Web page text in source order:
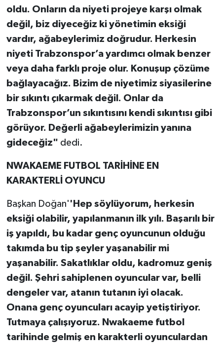
oldu. Onların da niyeti projeye karşı olmak
değil, biz diyeceğiz ki yönetimin eksiği
vardır, ağabeylerimiz doğrudur. Herkesin
niyeti Trabzonspor’a yardımcı olmak benzer
veya daha farklı proje olur. Konuşup çözüme
bağlayacağız. Bizim de niyetimiz siyasilerine
bir sıkıntı çıkarmak değil. Onlar da
Trabzonspor’un sıkıntısını kendi sıkıntısı gibi
görüyor. Değerli ağabeylerimizin yanına
gideceğiz" dedi.
NWAKAEME FUTBOL TARİHİNE EN
KARAKTERLİ OYUNCU
Başkan Doğan' 'Hep söylüyorum, herkesin
eksiği olabilir, yapılanmanın ilk yılı. Başarılı bir
iş yapıldı, bu kadar genç oyuncunun olduğu
takımda bu tip şeyler yaşanabilir mi
yaşanabilir. Sakatlıklar oldu, kadromuz geniş
değil. Şehri sahiplenen oyuncular var, belli
dengeler var, atanın tutanın iyi olacak.
Onana genç oyuncuları acayip yetiştiriyor.
Tutmaya çalışıyoruz. Nwakaeme futbol
tarihinde gelmiş en karakterli oyunculardan